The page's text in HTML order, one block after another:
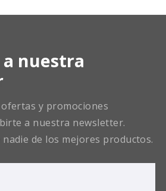
nuestra
y promociones
a nuestra newsletter.
de los mejores productos.